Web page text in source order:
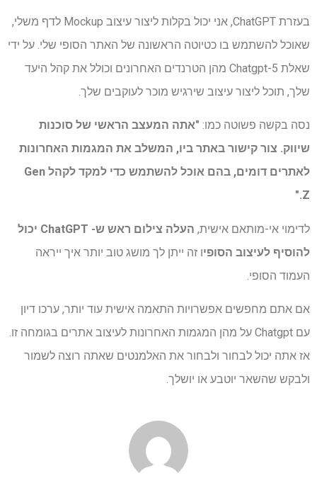
בעזרת ChatGPT, אני יכול בקלות ליצור עיצוב Mockup לדף משלי,
שאוכל להשתמש בו כטיוטה הראשונה של האתר הסופי שלי. על ידי
שאלת Chatgpt-5 מהן הטרנדים האחרונים וכולל את קהל היעד
שלך, תוכל ליצור עיצוב שירגיש מוכר לעוקבים שלך.
נסה בקשה פשוטה כמו: "אתה המעצב הראשי של סוכנות
שיווק. צור קישור באתר ביו, המשלב את המגמות האחרונות
לאתרים דומים, בהם אוכל להשתמש כדי למקד לקהל Gen
Z."
לדימוי אי-מותאם אישית,
העלה צילום ראש ש- ChatGPT יכול
להוסיף לעיצוב הסופיו זה ייתן לך מושג טוב יותר איך ייראה
העמוד הסופי.
אם אתם מחפשים אפשרויות התאמה אישית עוד יותר, ערכו דיון
עם Chatgpt על מהן המגמות האחרונות לעיצוב אתרים בגומחה זו.
אז אתה יכול לבחור ולבחור את האלמנטים שאתה רוצה לשמור
ולבקש שהשאר יוטבע או יושלך.